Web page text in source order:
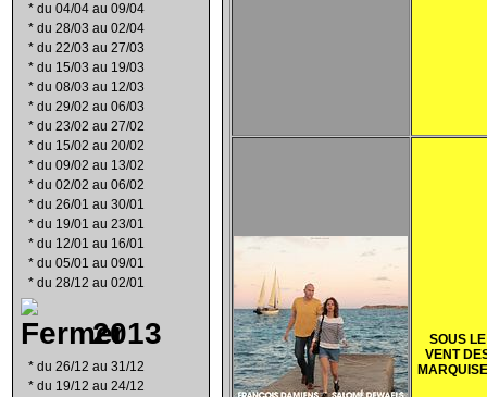
* du 04/04 au 09/04
* du 28/03 au 02/04
* du 22/03 au 27/03
* du 15/03 au 19/03
* du 08/03 au 12/03
* du 29/02 au 06/03
* du 23/02 au 27/02
* du 15/02 au 20/02
* du 09/02 au 13/02
* du 02/02 au 06/02
* du 26/01 au 30/01
* du 19/01 au 23/01
* du 12/01 au 16/01
* du 05/01 au 09/01
* du 28/12 au 02/01
2013
* du 26/12 au 31/12
* du 19/12 au 24/12
SOUS LE
VENT